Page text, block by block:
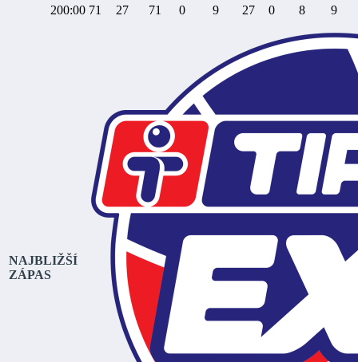
200:00 71 27 71 0 9 27 0 8 9
NAJBLIŽŠÍ
ZÁPAS